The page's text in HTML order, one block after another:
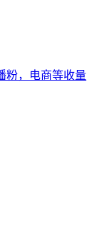
粉，电商等收量